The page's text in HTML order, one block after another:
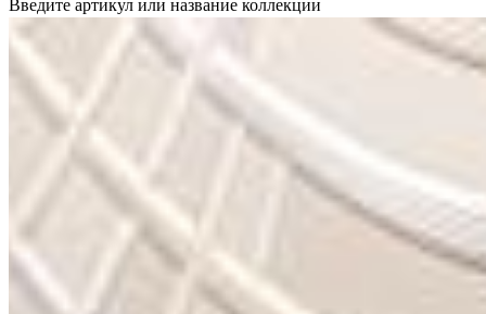
Введите артикул или название коллекции